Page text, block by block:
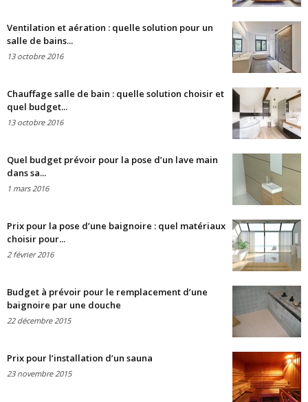
Ventilation et aération : quelle solution pour un
salle de bains...
13 octobre 2016
Chauffage salle de bain : quelle solution choisir et
quel budget...
13 octobre 2016
Quel budget prévoir pour la pose d’un lave main
dans sa...
1 mars 2016
Prix pour la pose d’une baignoire : quel matériaux
choisir pour...
2 février 2016
Budget à prévoir pour le remplacement d’une
baignoire par une douche
22 décembre 2015
Prix pour l’installation d’un sauna
23 novembre 2015